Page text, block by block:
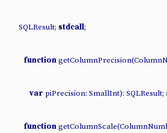
SQLResult; stdcall;
function
var piPrecision: SmallInt): SQLResult;
function